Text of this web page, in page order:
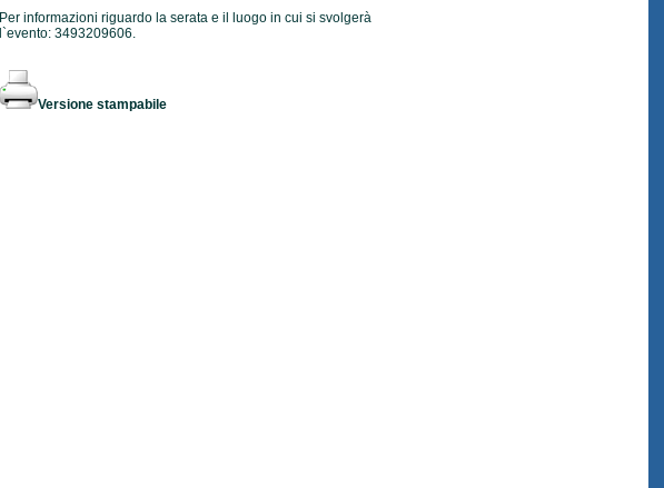
Per informazioni riguardo la serata e il luogo in cui si svolgerà
l`evento: 3493209606.
Versione stampabile